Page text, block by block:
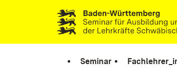
Zum Inhalt springen
Link zur Startseite
Seminar